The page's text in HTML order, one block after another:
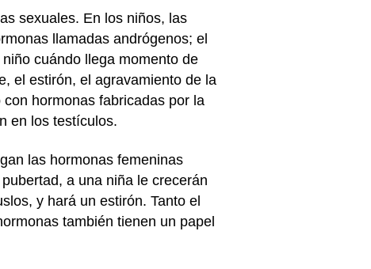
sexuales. En los niños, las
llamadas andrógenos; el
cuándo llega momento de
el estirón, el agravamiento de la
hormonas fabricadas por la
en los testículos.
las hormonas femeninas
a una niña le crecerán
y hará un estirón. Tanto el
también tienen un papel